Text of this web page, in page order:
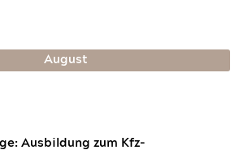
August
Ausbildung zum Kfz-